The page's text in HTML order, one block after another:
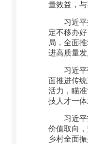
量效益，与
习近
定不移办
局，全面
进高质量
习近
面推进传
活力，瞄
技人才一
习近
价值取向
乡村全面